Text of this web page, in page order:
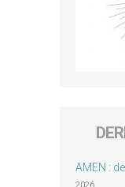
AMEN :